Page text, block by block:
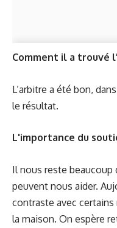
Comment il a trouvé
L’arbitre a été bon,
le résultat.
L'importance du
Il nous reste
peuvent nous aider.
contraste avec
la maison. On espère